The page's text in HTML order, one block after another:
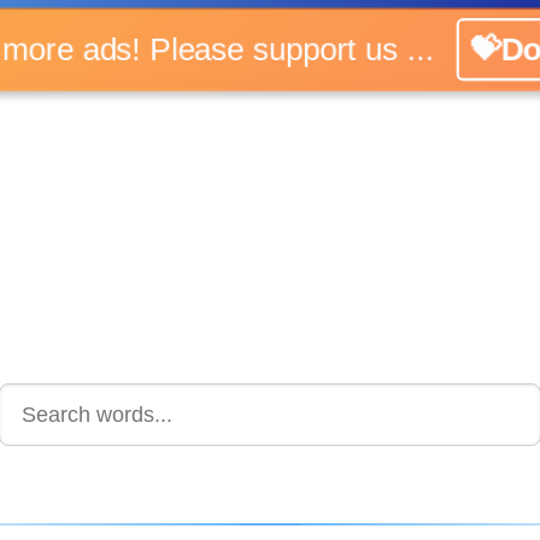
ads! Please support us ...